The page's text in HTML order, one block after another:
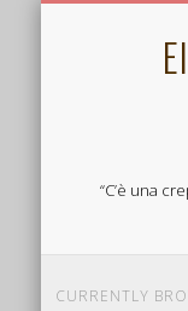
“C’è una
CURRENTLY